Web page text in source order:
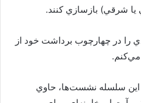
يا شرقي) بازسازي کنند.
در چهارچوب برداشت خود از
مي‌کنم.
اين سلسله نشست‌ها، حاوي